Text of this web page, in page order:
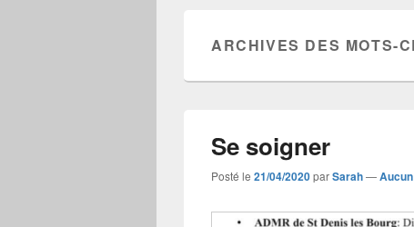
ARCHIVES DES MOTS-
Se soigner
Posté le 21/04/2020parSarah—